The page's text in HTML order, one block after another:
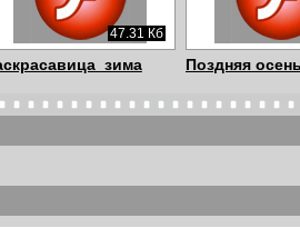
47.31 Кб
Поздняя осень
64.54 Кб
осени
как сможем